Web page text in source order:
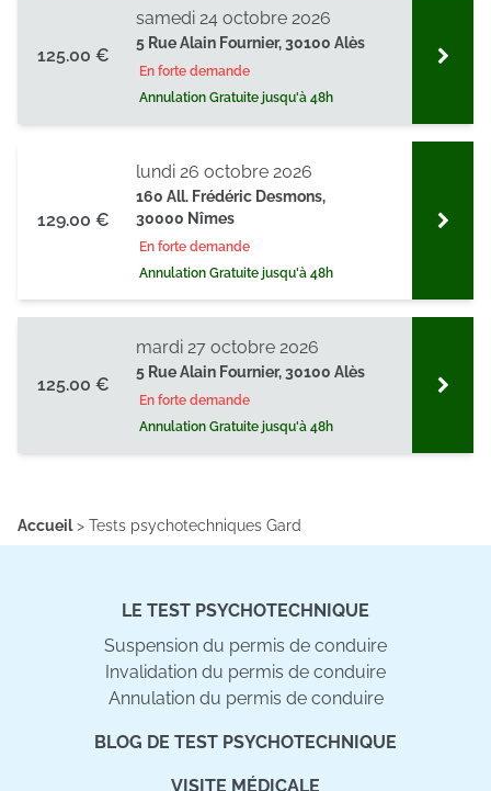
125.00 €
5 Rue Alain Fournier, 30100 Alès
En forte demande
Annulation Gratuite jusqu'à 48h
samedi 24 octobre 2026
129.00 €
160 All. Frédéric Desmons,
30000 Nîmes
En forte demande
Annulation Gratuite jusqu'à 48h
lundi 26 octobre 2026
125.00 €
5 Rue Alain Fournier, 30100 Alès
En forte demande
Annulation Gratuite jusqu'à 48h
mardi 27 octobre 2026
Accueil> Tests psychotechniques Gard
LE TEST PSYCHOTECHNIQUE
Suspension du permis de conduire
Invalidation du permis de conduire
Annulation du permis de conduire
BLOG DE TEST PSYCHOTECHNIQUE
VISITE MÉDICALE